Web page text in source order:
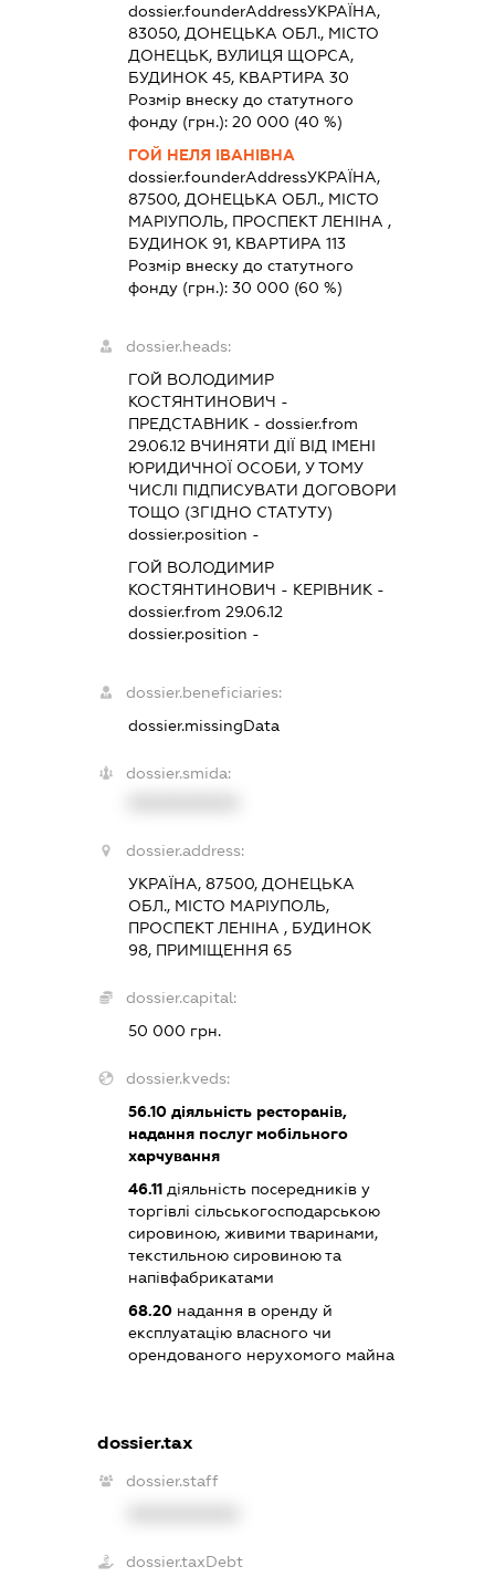
dossier.founderAddressУКРАЇНА,
83050, ДОНЕЦЬКА ОБЛ., МІСТО
ДОНЕЦЬК, ВУЛИЦЯ ЩОРСА,
БУДИНОК 45, КВАРТИРА 30
Розмір внеску до статутного
фонду (грн.):20 000 (40 %)
ГОЙ НЕЛЯ ІВАНІВНА
dossier.founderAddressУКРАЇНА,
87500, ДОНЕЦЬКА ОБЛ., МІСТО
МАРІУПОЛЬ, ПРОСПЕКТ ЛЕНІНА ,
БУДИНОК 91, КВАРТИРА 113
Розмір внеску до статутного
фонду (грн.):30 000 (60 %)
dossier.heads:
ГОЙ ВОЛОДИМИР
КОСТЯНТИНОВИЧ -
ПРЕДСТАВНИК - dossier.from
29.06.12 ВЧИНЯТИ ДІЇ ВІД ІМЕНІ
ЮРИДИЧНОЇ ОСОБИ, У ТОМУ
ЧИСЛІ ПІДПИСУВАТИ ДОГОВОРИ
ТОЩО (ЗГІДНО СТАТУТУ)
dossier.position -
ГОЙ ВОЛОДИМИР
КОСТЯНТИНОВИЧ - КЕРІВНИК -
dossier.from 29.06.12
dossier.position -
dossier.beneficiaries:
dossier.missingData
dossier.smida:
dossier.address:
УКРАЇНА, 87500, ДОНЕЦЬКА
ОБЛ., МІСТО МАРІУПОЛЬ,
ПРОСПЕКТ ЛЕНІНА , БУДИНОК
98, ПРИМІЩЕННЯ 65
dossier.capital:
50 000 грн.
dossier.kveds:
56.10 діяльність ресторанів,
надання послуг мобільного
харчування
46.11 діяльність посередників у
торгівлі сільськогосподарською
сировиною, живими тваринами,
текстильною сировиною та
напівфабрикатами
68.20 надання в оренду й
експлуатацію власного чи
орендованого нерухомого майна
dossier.tax
dossier.staff
dossier.taxDebt